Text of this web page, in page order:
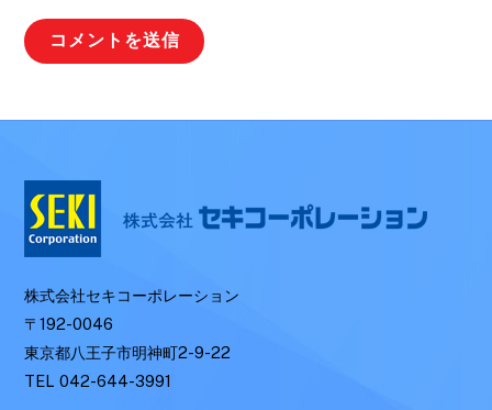
株式会社セキコーポレーション
〒192-0046
東京都八王子市明神町2-9-22
TEL 042-644-3991